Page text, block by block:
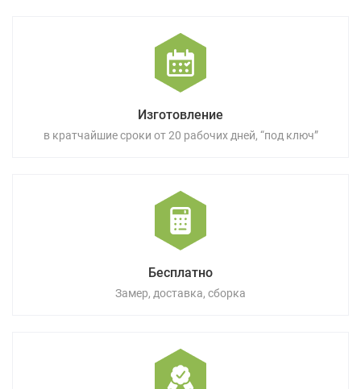
Изготовление
в кратчайшие сроки от 20 рабочих дней, “под ключ”
Бесплатно
Замер, доставка, сборка